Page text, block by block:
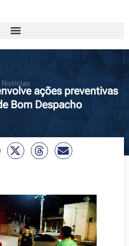
Notícias
ações preventivas
Bom Despacho